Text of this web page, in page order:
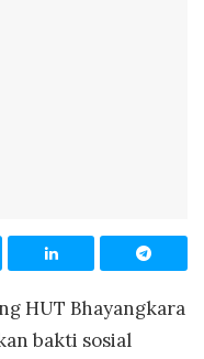
HUT Bhayangkara
bakti sosial